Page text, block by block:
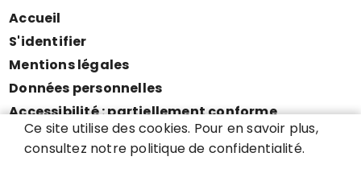
Menu
Pied
de
page
Accueil
S'identifier
Mentions légales
Données personnelles
Accessibilité : partiellement conforme
Cookies
Contact
Ce site utilise des cookies. Pour en savoir plus,
consultez notre politique de confidentialité.